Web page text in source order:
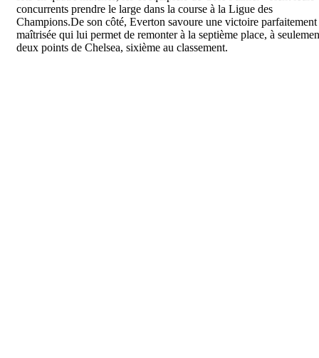
concurrents prendre le large dans la course à la Ligue des
Champions.De son côté, Everton savoure une victoire parfaitement
maîtrisée qui lui permet de remonter à la septième place, à
deux points de Chelsea, sixième au classement.